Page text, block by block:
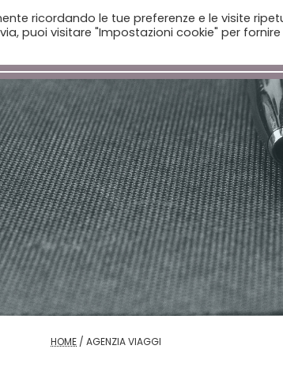
Aziende Il Catalogo Notizie
HOME / AGENZIA VIAGGI
ricordando le tue preferenze e le visite
puoi visitare "Impostazioni cookie" per fornire